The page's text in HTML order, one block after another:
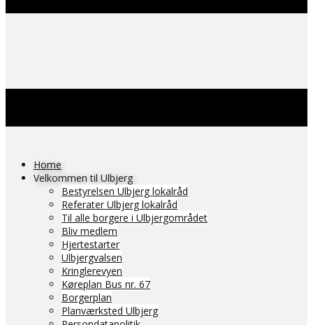
Home
Velkommen til Ulbjerg
Bestyrelsen Ulbjerg lokalråd
Referater Ulbjerg lokalråd
Til alle borgere i Ulbjergområdet
Bliv medlem
Hjertestarter
Ulbjergvalsen
Kringlerevyen
Køreplan Bus nr. 67
Borgerplan
Planværksted Ulbjerg